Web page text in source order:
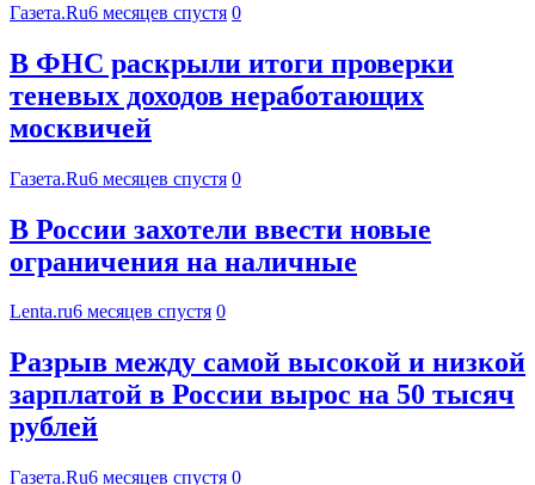
Газета.Ru6 месяцев спустя 0
В ФНС раскрыли итоги проверки
теневых доходов неработающих
москвичей
Газета.Ru6 месяцев спустя 0
В России захотели ввести новые
ограничения на наличные
Lenta.ru6 месяцев спустя 0
Разрыв между самой высокой и низкой
зарплатой в России вырос на 50 тысяч
рублей
Газета.Ru6 месяцев спустя 0